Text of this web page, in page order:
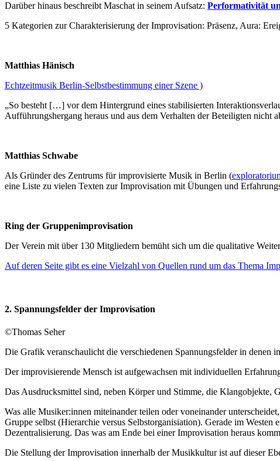
Darüber hinaus beschreibt Maschat in seinem Aufsatz: Performativität
5 Kategorien zur Charakterisierung der Improvisation: Präsenz, Aura:
Matthias Hänisch
Echtzeitmusik Berlin-Selbstbestimmung einer Szene )
„So besteht […] vor dem Hintergrund eines stabilisierten
Aufführungshergang heraus und aus dem Verhalten der Beteiligten
Matthias Schwabe
Als Gründer des Zentrums für improvisierte Musik in Berlin (
eine Liste zu vielen Texten zur Improvisation mit Übungen und
Ring der Gruppenimprovisation
Der Verein mit über 130 Mitgliedern bemüht sich um die qualitative
Auf deren Seite gibt es eine Vielzahl von Quellen rund um das Thema
2. Spannungsfelder der Improvisation
©Thomas Seher
Die Grafik veranschaulicht die verschiedenen Spannungsfelder in
Der improvisierende Mensch ist aufgewachsen mit individuellen
Das Ausdrucksmittel sind, neben Körper und Stimme, die Klangobjekte,
Was alle Musiker:innen miteinander teilen oder voneinander
Gruppe selbst (Hierarchie versus Selbstorganisiation). Gerade im
Dezentralisierung. Das was am Ende bei einer Improvisation heraus
Die Stellung der Improvisation innerhalb der Musikkultur ist auf dieser